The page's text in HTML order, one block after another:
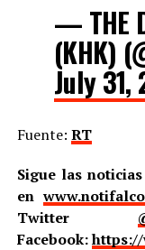
— THE
(KHK)
July 31,
Fuente: RT
Sigue las
en
Twitter
Facebook:https://